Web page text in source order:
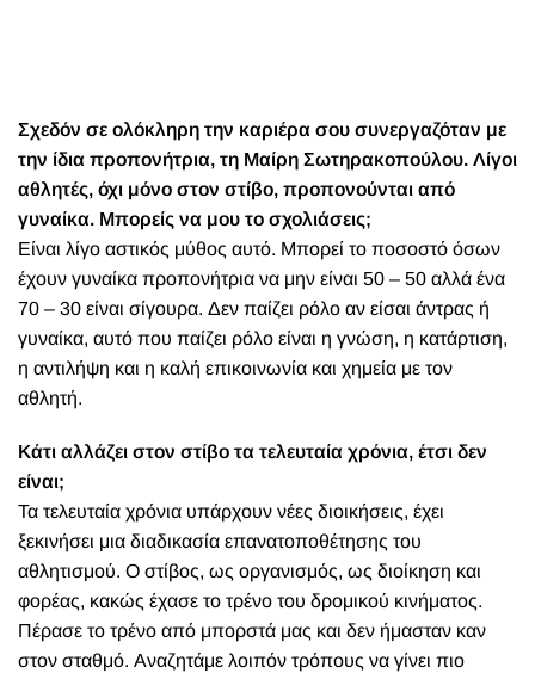
Σχεδόν σε ολόκληρη την καριέρα σου συνεργαζόταν με
την ίδια προπονήτρια, τη Μαίρη Σωτηρακοπούλου. Λίγοι
αθλητές, όχι μόνο στον στίβο, προπονούνται από
γυναίκα. Μπορείς να μου το σχολιάσεις;
Είναι λίγο αστικός μύθος αυτό. Μπορεί το ποσοστό όσων
έχουν γυναίκα προπονήτρια να μην είναι 50 – 50 αλλά ένα
70 – 30 είναι σίγουρα. Δεν παίζει ρόλο αν είσαι άντρας ή
γυναίκα, αυτό που παίζει ρόλο είναι η γνώση, η κατάρτιση,
η αντιλήψη και η καλή επικοινωνία και χημεία με τον
αθλητή.
Κάτι αλλάζει στον στίβο τα τελευταία χρόνια, έτσι δεν
είναι;
Τα τελευταία χρόνια υπάρχουν νέες διοικήσεις, έχει
ξεκινήσει μια διαδικασία επανατοποθέτησης του
αθλητισμού. Ο στίβος, ως οργανισμός, ως διοίκηση και
φορέας, κακώς έχασε το τρένο του δρομικού κινήματος.
Πέρασε το τρένο από μπορστά μας και δεν ήμασταν καν
στον σταθμό. Αναζητάμε λοιπόν τρόπους να γίνει πιο